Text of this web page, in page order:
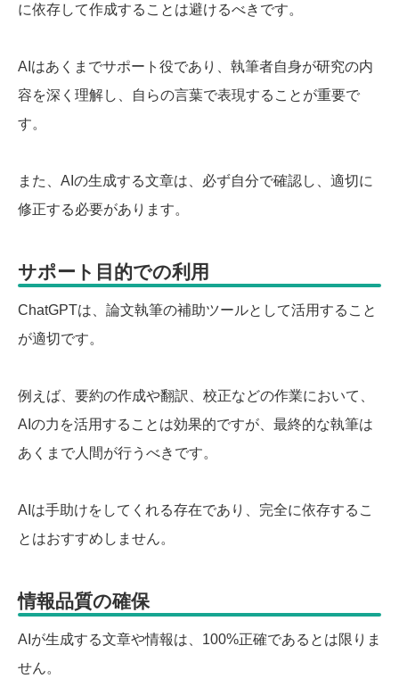
に依存して作成することは避けるべきです。
AIはあくまでサポート役であり、執筆者自身が研究の内
容を深く理解し、自らの言葉で表現することが重要で
す。
また、AIの生成する文章は、必ず自分で確認し、適切に
修正する必要があります。
サポート目的での利用
ChatGPTは、論文執筆の補助ツールとして活用すること
が適切です。
例えば、要約の作成や翻訳、校正などの作業において、
AIの力を活用することは効果的ですが、最終的な執筆は
あくまで人間が行うべきです。
AIは手助けをしてくれる存在であり、完全に依存するこ
とはおすすめしません。
情報品質の確保
AIが生成する文章や情報は、100%正確であるとは限りま
せん。